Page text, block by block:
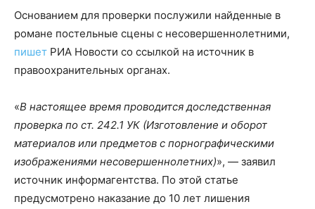
Основанием для проверки послужили найденные в
романе постельные сцены с несовершеннолетними,
пишет РИА Новости со ссылкой на источник в
правоохранительных органах.
«В настоящее время проводится доследственная
проверка по ст. 242.1 УК (Изготовление и оборот
материалов или предметов с порнографическими
изображениями несовершеннолетних)», — заявил
источник информагентства. По этой статье
предусмотрено наказание до 10 лет лишения